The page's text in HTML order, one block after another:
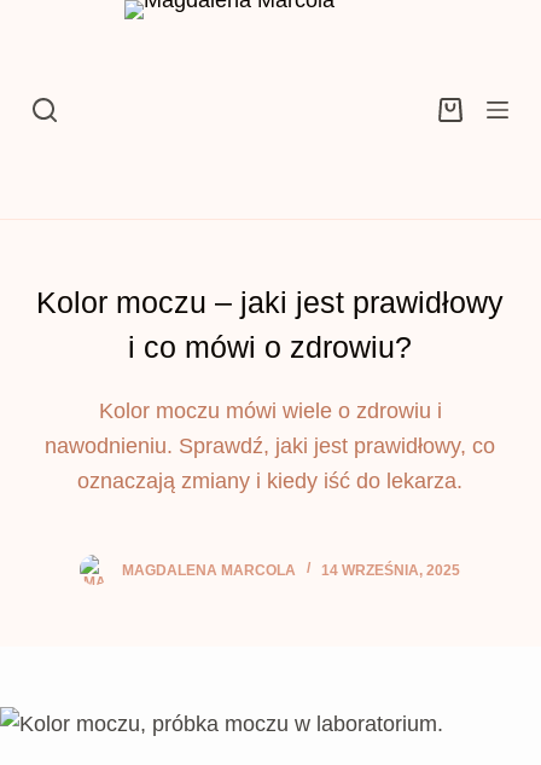
Koszyk
Kolor moczu – jaki jest prawidłowy
i co mówi o zdrowiu?
Kolor moczu mówi wiele o zdrowiu i
nawodnieniu. Sprawdź, jaki jest prawidłowy, co
oznaczają zmiany i kiedy iść do lekarza.
MAGDALENA MARCOLA 14 WRZEŚNIA, 2025